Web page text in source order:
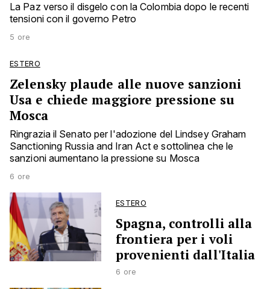
La Paz verso il disgelo con la Colombia dopo le recenti
tensioni con il governo Petro
5 ore
ESTERO
Zelensky plaude alle nuove sanzioni
Usa e chiede maggiore pressione su
Mosca
Ringrazia il Senato per l'adozione del Lindsey Graham
Sanctioning Russia and Iran Act e sottolinea che le
sanzioni aumentano la pressione su Mosca
6 ore
ESTERO
Spagna, controlli alla
frontiera per i voli
provenienti dall'Italia
6 ore